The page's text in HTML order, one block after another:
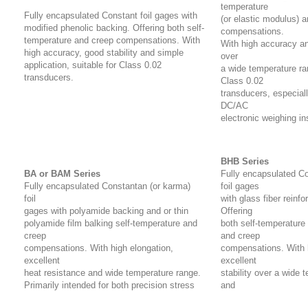
Fully encapsulated Constant foil gages with
modified phenolic backing. Offering both self-
temperature and creep compensations. With
high accuracy, good stability and simple
application, suitable for Class 0.02
transducers.
temperature
(or elastic modulus)
compensations.
With high accuracy
over
a wide temperature
Class 0.02
transducers,
DC/AC
electronic weighing
BA or BAM Series
Fully encapsulated Constantan (or karma)
foil
gages with polyamide backing and or thin
polyamide film balking self-temperature and
creep
compensations. With high elongation,
excellent
heat resistance and wide temperature range.
Primarily intended for both precision stress
BHB Series
Fully encapsulated
foil gages
with glass fiber
Offering
both self-
and creep
compensations. With
excellent
stability over a wide
and